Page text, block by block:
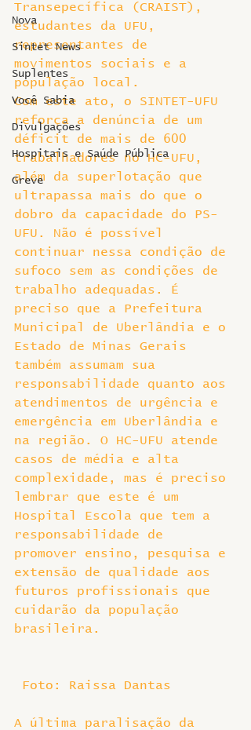
Nova
Sintet News
Suplentes
Você Sabia
Divulgações
Hospitais e Saúde Pública
Greve
Transepecífica (CRAIST),
estudantes da UFU,
representantes de
movimentos sociais e a
população local.
Com este ato, o SINTET-UFU
reforça a denúncia de um
déficit de mais de 600
trabalhadores no HC-UFU,
além da superlotação que
ultrapassa mais do que o
dobro da capacidade do PS-
UFU. Não é possível
continuar nessa condição de
sufoco sem as condições de
trabalho adequadas. É
preciso que a Prefeitura
Municipal de Uberlândia e o
Estado de Minas Gerais
também assumam sua
responsabilidade quanto aos
atendimentos de urgência e
emergência em Uberlândia e
na região. O HC-UFU atende
casos de média e alta
complexidade, mas é preciso
lembrar que este é um
Hospital Escola que tem a
responsabilidade de
promover ensino, pesquisa e
extensão de qualidade aos
futuros profissionais que
cuidarão da população
brasileira.
Foto: Raissa Dantas
A última paralisação da